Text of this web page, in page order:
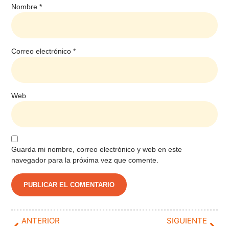
Nombre*
Correo electrónico*
Web
Guarda mi nombre, correo electrónico y web en este
navegador para la próxima vez que comente.
ANTERIOR SIGUIENTE